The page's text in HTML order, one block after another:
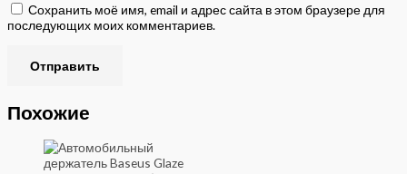
Сохранить моё имя, email и адрес сайта в этом браузере для
последующих моих комментариев.
Похожие